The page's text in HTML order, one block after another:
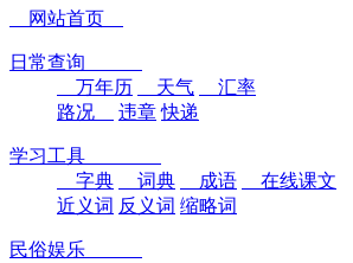
网站首页
日常查询
万年历
天气
汇率
路况
违章 快递
学习工具
字典
词典 成语
在线课文
近义词 反义词 缩略词
民俗娱乐